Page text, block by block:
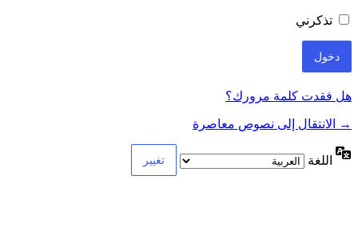
تذكرني
هل فقدت كلمة مرورك؟
→ الانتقال إلى نصوص معاصرة
اللغة